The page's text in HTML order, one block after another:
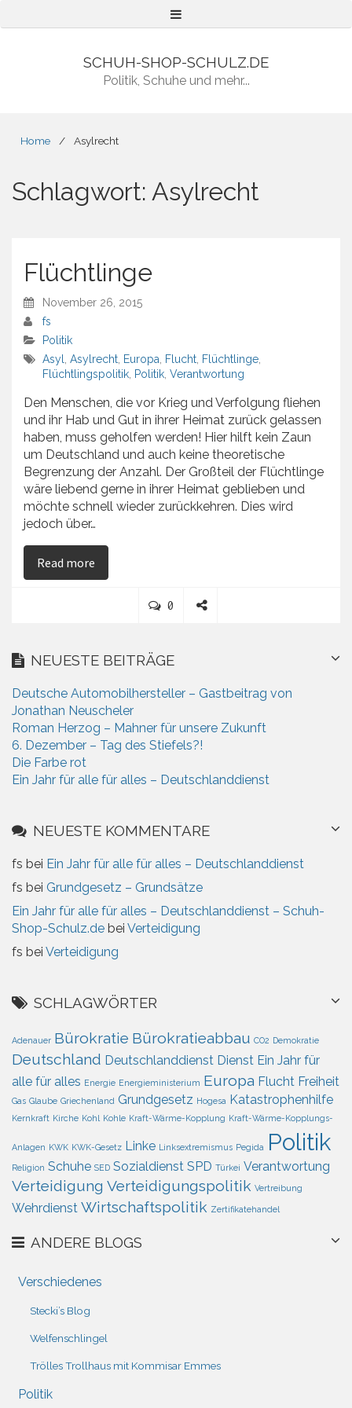
Menu
SCHUH-SHOP-SCHULZ.DE
Politik, Schuhe und mehr...
Home / Asylrecht
Schlagwort: Asylrecht
Flüchtlinge
November 26, 2015
fs
Politik
Asyl
Asylrecht Europa Flucht Flüchtlinge
Flüchtlingspolitik Politik Verantwortung
Den Menschen, die vor Krieg und Verfolgung fliehen
und ihr Hab und Gut in ihrer Heimat zurück gelassen
haben, muss geholfen werden! Hier hilft kein Zaun
um Deutschland und auch keine theoretische
Begrenzung der Anzahl. Der Großteil der Flüchtlinge
wäre liebend gerne in ihrer Heimat geblieben und
möchte schnell wieder zurückkehren. Dies wird
jedoch über…
Read more
0C
m
n
e
NEUESTE BEITRÄGE
Deutsche Automobilhersteller – Gastbeitrag von
Jonathan Neuscheler
Roman Herzog – Mahner für unsere Zukunft
6. Dezember – Tag des Stiefels?!
Die Farbe rot
Ein Jahr für alle für alles – Deutschlanddienst
NEUESTE KOMMENTARE
fs bei Ein Jahr für alle für alles – Deutschlanddienst
fs bei Grundgesetz – Grundsätze
Ein Jahr für alle für alles – Deutschlanddienst – Schuh-
Shop-Schulz.de bei Verteidigung
fs bei Verteidigung
SCHLAGWÖRTER
Adenauer Bürokratie Bürokratieabbau CO2 Demokratie
Deutschland Deutschlanddienst Dienst Ein Jahr für
alle für alles Energie Energieministerium Europa Flucht Freiheit
Gas Glaube Griechenland Grundgesetz Hogesa Katastrophenhilfe
Kernkraft Kirche Kohl Kohle Kraft-Wärme-Kopplung Kraft-Wärme-Kopplungs-
Anlagen KWK KWK-Gesetz Linke Linksextremismus Pegida Politik
Religion Schuhe SED Sozialdienst SPD Türkei Verantwortung
Verteidigung Verteidigungspolitik Vertreibung
Wehrdienst Wirtschaftspolitik Zertifikatehandel
ANDERE BLOGS
Verschiedenes
Stecki’s Blog
Welfenschlingel
Trölles Trollhaus mit Kommisar Emmes
Politik